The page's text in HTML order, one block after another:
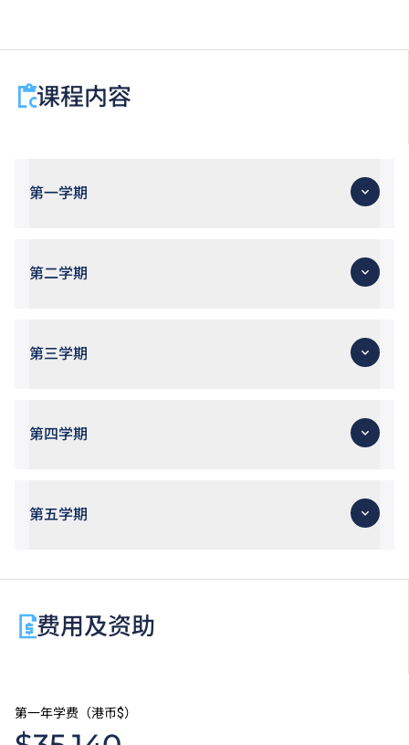
课程内容
第一学期
第二学期
第三学期
第四学期
第五学期
费用及资助
第一年学费（港币$）